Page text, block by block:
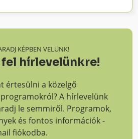
KÉPBEN VELÜNK!
hírlevelünkre!
értesülni a közelgő
A hírlevelünk
le semmiről. Programok,
és fontos információk -
fiókodba.